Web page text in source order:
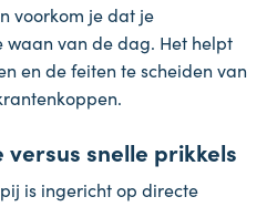
voorkom je dat je
waan van de dag. Het helpt
en de feiten te scheiden van
snelle prikkels
is ingericht op directe